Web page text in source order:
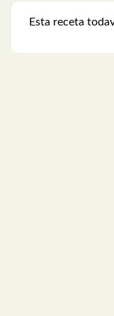
Esta receta